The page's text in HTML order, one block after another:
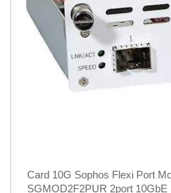
Card 10G Sophos Flexi Port
SGMOD2F2PUR 2port 10GbE